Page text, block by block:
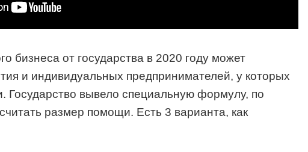
бизнеса от государства в 2020 году может
и индивидуальных предпринимателей, у которых
Государство вывело специальную формулу, по
размер помощи. Есть 3 варианта, как